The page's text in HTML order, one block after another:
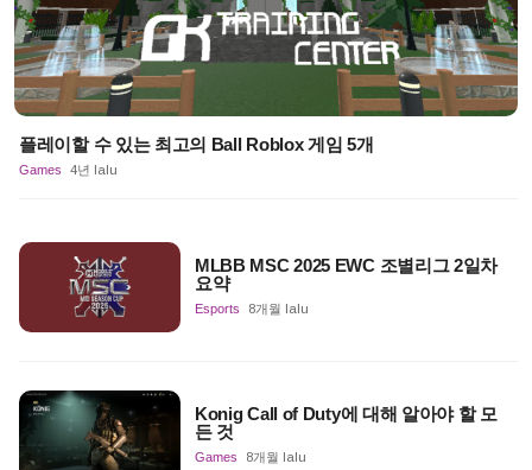
플레이할 수 있는 최고의 Ball Roblox 게임 5개
Games 4년 lalu
MLBB MSC 2025 EWC 조별리그 2일차
요약
Esports 8개월 lalu
Konig Call of Duty에 대해 알아야 할 모
든 것
Games 8개월 lalu